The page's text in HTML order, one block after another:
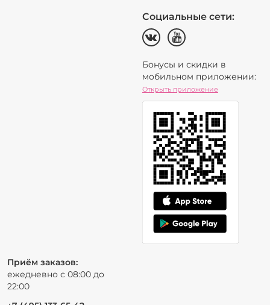
Социальные сети:
Бонусы и скидки в
мобильном приложении:
Открыть приложение
Приём заказов:
ежедневно с 08:00 до
22:00